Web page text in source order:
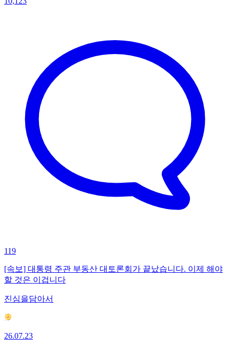
119
[속보] 대통령 주관 부동산 대토론회가 끝났습니다. 이제 해야
할 것은 이겁니다
진심을담아서
26.07.23